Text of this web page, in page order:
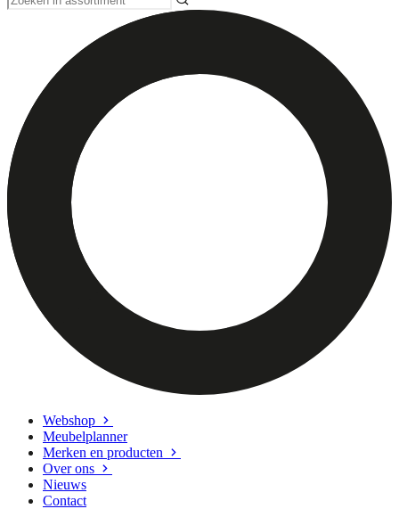
Webshop
Meubelplanner
Merken en producten
Over ons
Nieuws
Contact